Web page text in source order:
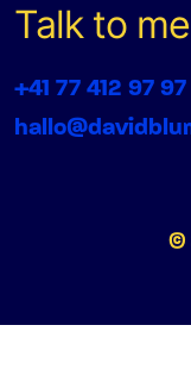
Talk to me
+41 77 412 97 97
©